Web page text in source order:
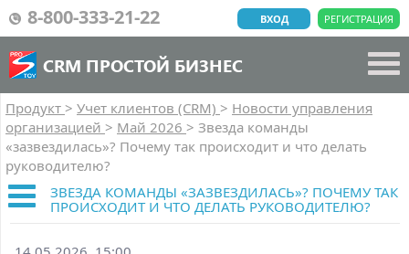
8-800-333-21-22 РЕГИСТРАЦИЯ
ВХОД
CRM ПРОСТОЙ БИЗНЕС
Продукт > Учет клиентов (CRM) > Новости управления
организацией > Май 2026 > Звезда команды
«зазвездилась»? Почему так происходит и что делать
руководителю?
ЗВЕЗДА КОМАНДЫ «ЗАЗВЕЗДИЛАСЬ»? ПОЧЕМУ ТАК
ПРОИСХОДИТ И ЧТО ДЕЛАТЬ РУКОВОДИТЕЛЮ?